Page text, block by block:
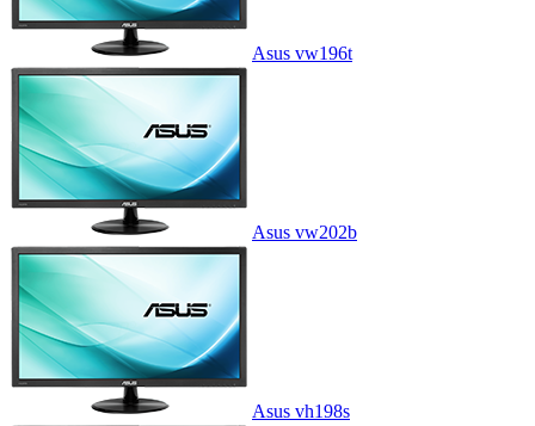
Asus vw196t
Asus vw202b
Asus vh198s